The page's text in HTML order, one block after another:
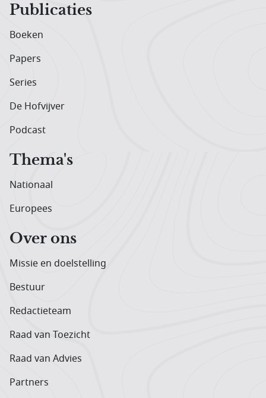
Publicaties
Boeken
Papers
Series
De Hofvijver
Podcast
Thema's
Nationaal
Europees
Over ons
Missie en doelstelling
Bestuur
Redactieteam
Raad van Toezicht
Raad van Advies
Partners